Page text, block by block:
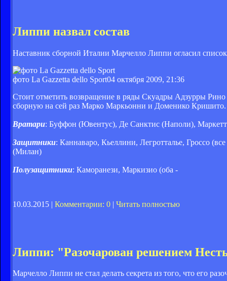
Липпи назвал состав
Наставник сборной Италии Марчелло Липпи огласил
фото La Gazzetta dello Sport04 октября 2009, 21:36
Стоит отметить возвращение в ряды Скуадры Адзурры
сборную на сей раз Марко Маркьонни и Доменико Кришито.
Вратари: Буффон (Ювентус), Де Санктис (Наполи),
Защитники: Каннаваро, Кьеллини, Легротталье, Гроссо
(Милан)
Полузащитники: Каморанези, Маркизио (оба -
10.03.2015 | Комментарии: 0 | Читать полностью
Липпи: "Разочарован решением
Марчелло Липпи не стал делать секрета из того, что его